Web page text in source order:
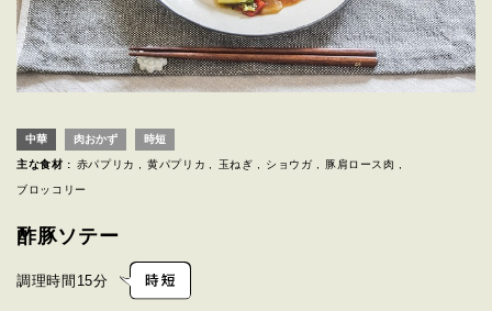
中華 肉おかず 時短
主な食材 : 赤パプリカ 黄パプリカ 玉ねぎ ショウガ 豚肩ロース肉
ブロッコリー
酢豚ソテー
調理時間 15分